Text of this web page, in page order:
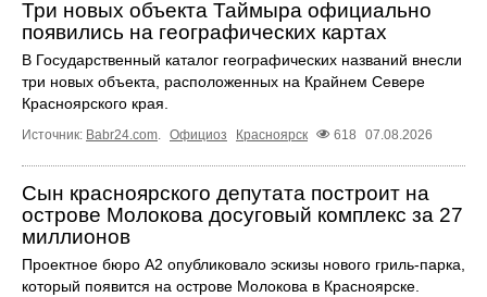
Три новых объекта Таймыра официально
появились на географических картах
В Государственный каталог географических названий внесли
три новых объекта, расположенных на Крайнем Севере
Красноярского края.
Источник: Babr24.com. Официоз Красноярск 618 07.08.2026
Сын красноярского депутата построит на
острове Молокова досуговый комплекс за 27
миллионов
Проектное бюро А2 опубликовало эскизы нового гриль-парка,
который появится на острове Молокова в Красноярске.